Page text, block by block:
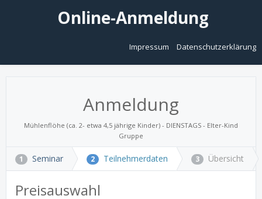
Online-Anmeldung
Impressum Datenschutzerklärung
Anmeldung
Mühlenflöhe (ca. 2- etwa 4,5 jährige Kinder) - DIENSTAGS - Elter-Kind
Gruppe
1 Seminar 2 Teilnehmerdaten 3 Übersicht
Preisauswahl